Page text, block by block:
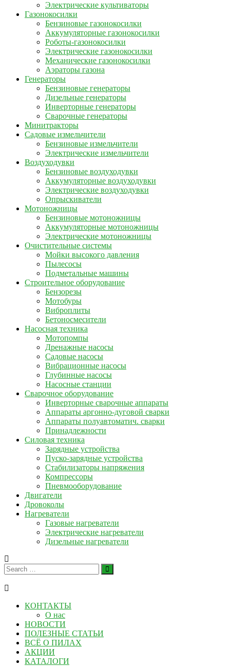
Электрические культиваторы
Газонокосилки
Бензиновые газонокосилки
Аккумуляторные газонокосилки
Роботы-газонокосилки
Электрические газонокосилки
Механические газонокосилки
Аэраторы газона
Генераторы
Бензиновые генераторы
Дизельные генераторы
Инверторные генераторы
Сварочные генераторы
Минитракторы
Садовые измельчители
Бензиновые измельчители
Электрические измельчители
Воздуходувки
Бензиновые воздуходувки
Аккумуляторные воздуходувки
Электрические воздуходувки
Опрыскиватели
Мотоножницы
Бензиновые мотоножницы
Аккумуляторные мотоножницы
Электрические мотоножницы
Очистительные системы
Мойки высокого давления
Пылесосы
Подметальные машины
Строительное оборудование
Бензорезы
Мотобуры
Виброплиты
Бетоносмесители
Насосная техника
Мотопомпы
Дренажные насосы
Садовые насосы
Вибрационные насосы
Глубинные насосы
Насосные станции
Сварочное оборудование
Инверторные сварочные аппараты
Аппараты аргонно-дуговой сварки
Аппараты полуавтоматич. сварки
Принадлежности
Силовая техника
Зарядные устройства
Пуско-зарядные устройства
Стабилизаторы напряжения
Компрессоры
Пневмооборудование
Двигатели
Дровоколы
Нагреватели
Газовые нагреватели
Электрические нагреватели
Дизельные нагреватели
КОНТАКТЫ
О нас
НОВОСТИ
ПОЛЕЗНЫЕ СТАТЬИ
ВСЁ О ПИЛАХ
АКЦИИ
КАТАЛОГИ